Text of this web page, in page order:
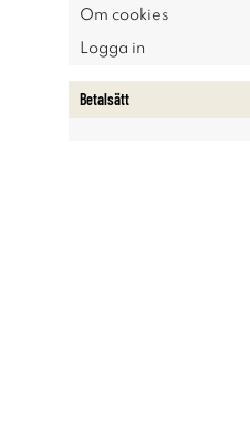
Om cookies
Logga in
Betalsätt